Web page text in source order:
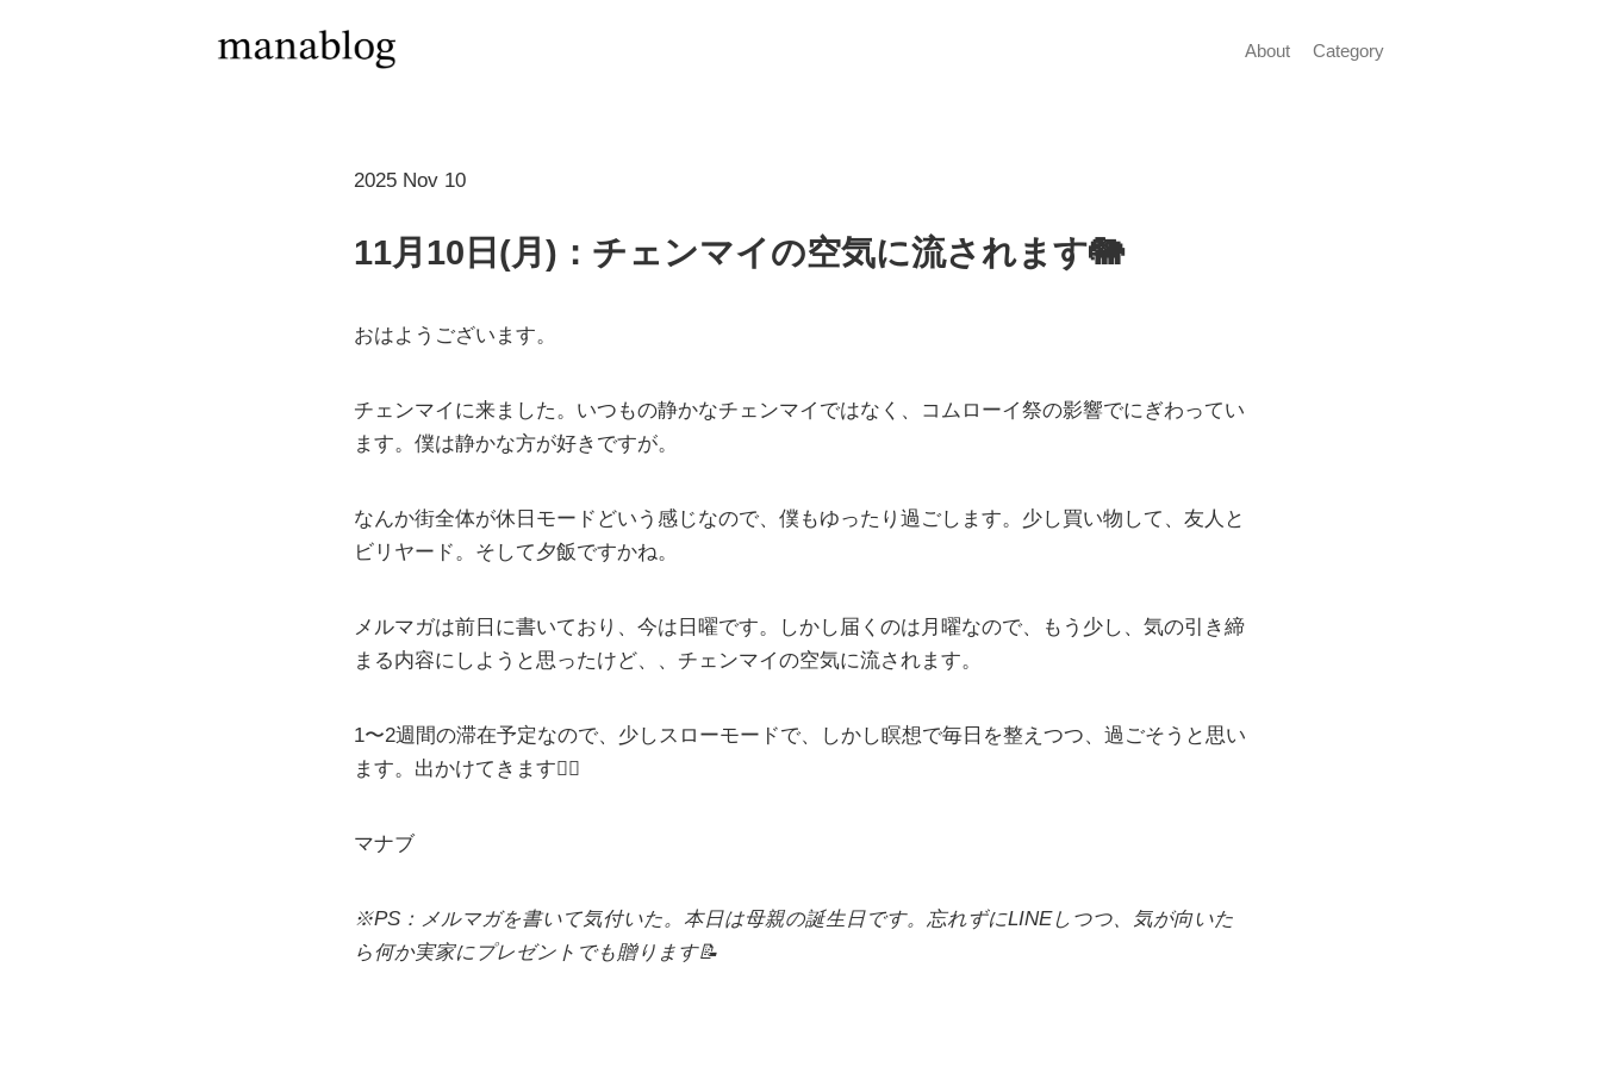
About Category
2025 Nov 10
11月10日(月)：チェンマイの空気に流されます🐘
おはようございます。
チェンマイに来ました。いつもの静かなチェンマイではなく、コムローイ祭の影響でにぎわってい
ます。僕は静かな方が好きですが。
なんか街全体が休日モードどいう感じなので、僕もゆったり過ごします。少し買い物して、友人と
ビリヤード。そして夕飯ですかね。
メルマガは前日に書いており、今は日曜です。しかし届くのは月曜なので、もう少し、気の引き締
まる内容にしようと思ったけど、、チェンマイの空気に流されます。
1〜2週間の滞在予定なので、少しスローモードで、しかし瞑想で毎日を整えつつ、過ごそうと思い
ます。出かけてきます🙋‍♂️
マナブ
※PS：メルマガを書いて気付いた。本日は母親の誕生日です。忘れずにLINEしつつ、気が向いた
ら何か実家にプレゼントでも贈ります📝